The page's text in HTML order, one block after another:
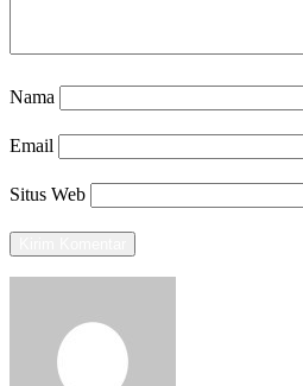
Nama
Email
Situs Web